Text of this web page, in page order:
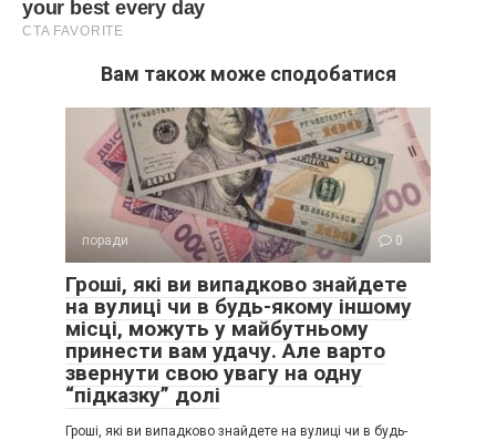
Вам також може сподобатися
поради 0
Гроші, які ви випадково знайдете
на вулиці чи в будь-якому іншому
місці, можуть у майбутньому
принести вам удачу. Але варто
звернути свою увагу на одну
“підказку” долі
Гроші, які ви випадково знайдете на вулиці чи в будь-